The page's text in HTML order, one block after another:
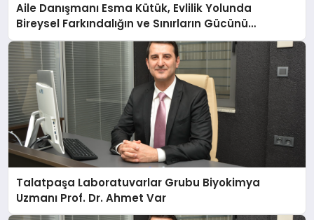
Aile Danışmanı Esma Kütük, Evlilik Yolunda
Bireysel Farkındalığın ve Sınırların Gücünü
Anlatıyor
Talatpaşa Laboratuvarlar Grubu Biyokimya
Uzmanı Prof. Dr. Ahmet Var